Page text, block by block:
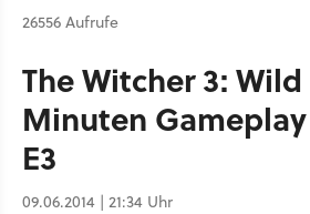
26556 Aufrufe
The Witcher 3:
Minuten
E3
09.06.2014 | 21:34 Uhr